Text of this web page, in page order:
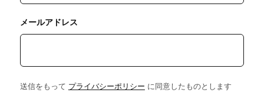
メールアドレス
送信をもって プライバシーポリシー に同意したものとします